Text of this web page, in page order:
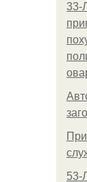
33-
53-